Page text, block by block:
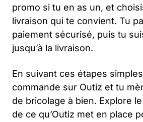
promo si tu en as un, et
livraison qui te convient. Tu
paiement sécurisé, puis tu
jusqu’à la livraison.
En suivant ces étapes
commande sur Outiz et tu
de bricolage à bien. Explore
de ce qu’Outiz met en place